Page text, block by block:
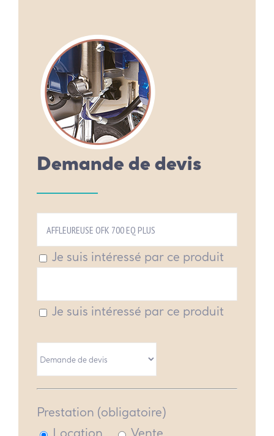
Demande de devis
Je suis intéressé par ce produit
Je suis intéressé par ce produit
Prestation (obligatoire)
Location
Vente